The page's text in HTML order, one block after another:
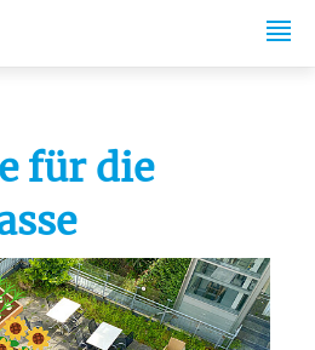
für die